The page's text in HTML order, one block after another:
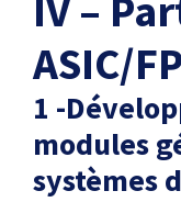
IV –
ASIC/
1 -
modules
systèmes